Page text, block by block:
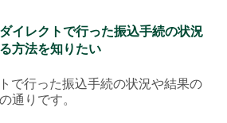
イレクトで行った振込手続の状況
方法を知りたい
で行った振込手続の状況や結果の
通りです。